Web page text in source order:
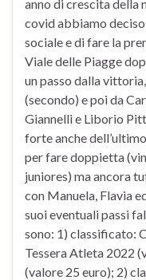
anno di crescita della
covid abbiamo deciso
sociale e di fare la
Viale delle Piagge
un passo dalla
(secondo) e poi da
Giannelli e Liborio
forte anche
per fare doppietta
juniores) ma ancora
con Manuela, Flavia
suoi eventuali passi
sono: 1) classificato:
Tessera Atleta 2022
(valore 25 euro); 2)